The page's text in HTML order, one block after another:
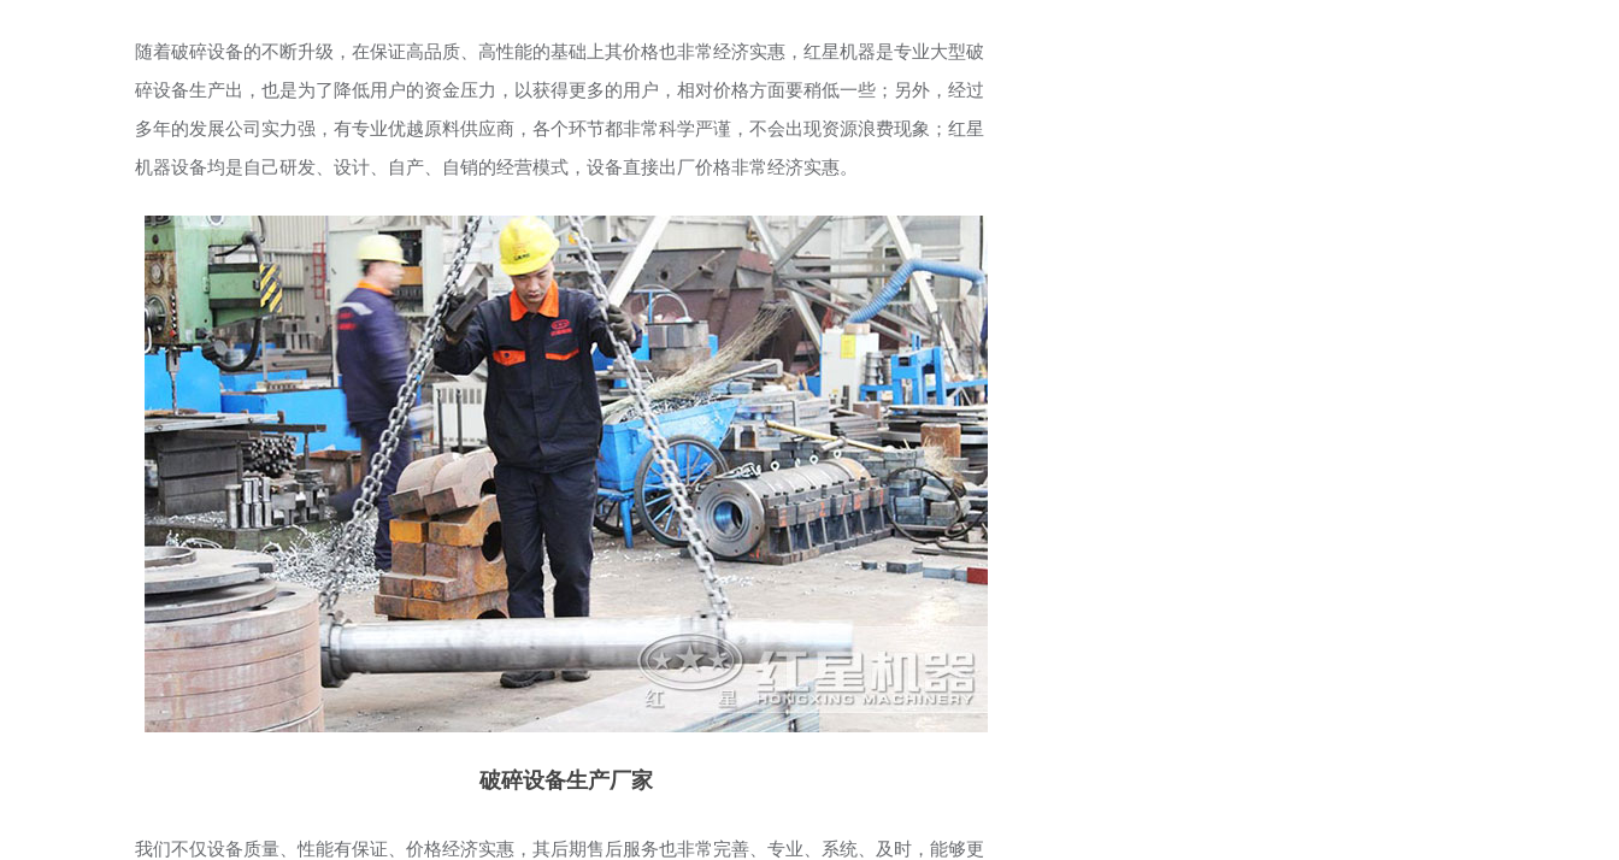
随着破碎设备的不断升级，在保证高品质、高性能的基础上其价格也非常经济实惠，红星机器是专业大型破
碎设备生产出，也是为了降低用户的资金压力，以获得更多的用户，相对价格方面要稍低一些；另外，经过
多年的发展公司实力强，有专业优越原料供应商，各个环节都非常科学严谨，不会出现资源浪费现象；红星
机器设备均是自己研发、设计、自产、自销的经营模式，设备直接出厂价格非常经济实惠。
破碎设备生产厂家
我们不仅设备质量、性能有保证、价格经济实惠，其后期售后服务也非常完善、专业、系统、及时，能够更